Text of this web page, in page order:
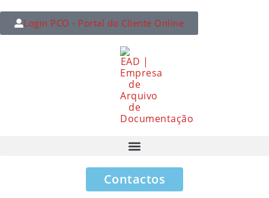
Login PCO - Portal do Cliente Online
Contactos